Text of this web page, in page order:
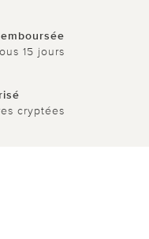
15 jours
cryptées